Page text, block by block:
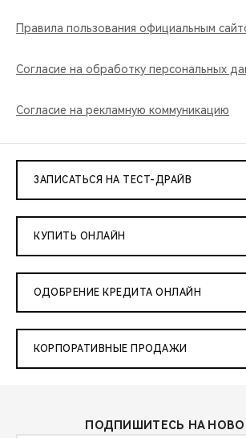
CHERY CONNECT
ЛЮДИ CHERY
БЛАГОТВОРИТЕЛЬНОСТЬ
CHERY REMOTE
НАШИ МЕРОПРИЯТИЯ
ВИДЕООБЗОРЫ
Правила пользования официальным
Согласие на обработку персональных
Согласие на рекламную коммуникацию
ЗАПИСАТЬСЯ НА ТЕСТ-ДРАЙВ
КУПИТЬ ОНЛАЙН
ОДОБРЕНИЕ КРЕДИТА ОНЛАЙН
КОРПОРАТИВНЫЕ ПРОДАЖИ
ПОДПИШИТЕСЬ НА